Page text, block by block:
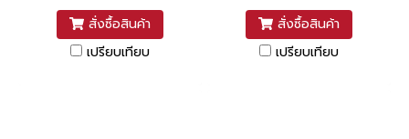
สั่งซื้อสินค้า
เปรียบเทียบ
สั่งซื้อสินค้า
เปรียบเทียบ